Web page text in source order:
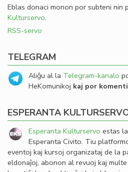
Eblas donaci monon por subteni nin
Kulturservo.
RSS-servo
TELEGRAM
Aliĝu al la Telegram-kanalo
HeKomunikoj kaj por
ESPERANTA
Esperanta Kulturservo estas
Esperanta Civito. Tiu
eventoj kaj kursoj organizataj de la
eldonaĵoj, abonon al revuoj kaj